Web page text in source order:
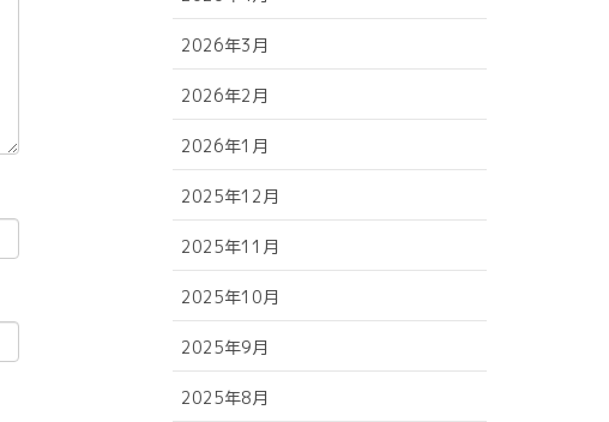
2026年3月
2026年2月
2026年1月
2025年12月
2025年11月
2025年10月
2025年9月
2025年8月